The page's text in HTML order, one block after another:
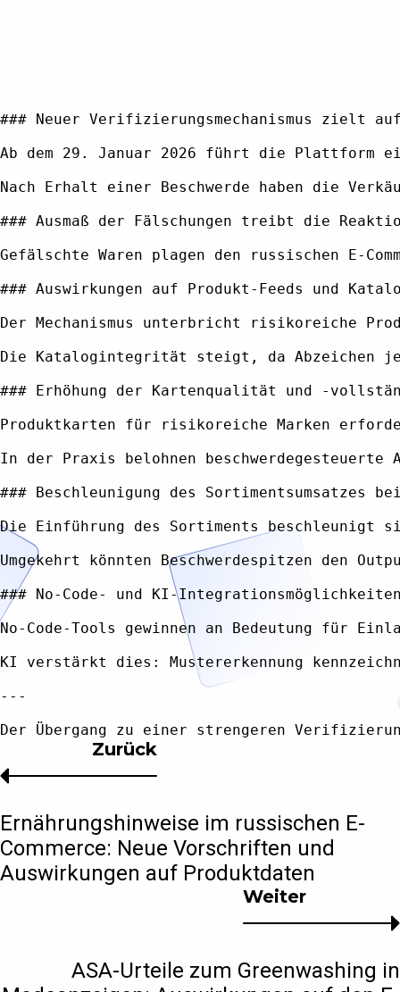
### Neuer Verifizierungsmechanismus zielt
Ab dem 29. Januar 2026 führt die Plattform
Nach Erhalt einer Beschwerde haben die
### Ausmaß der Fälschungen treibt die
Gefälschte Waren plagen den russischen E-
### Auswirkungen auf Produkt-Feeds und
Der Mechanismus unterbricht risikoreiche
Die Katalogintegrität steigt, da Abzeichen
### Erhöhung der Kartenqualität und -
Produktkarten für risikoreiche Marken
In der Praxis belohnen
### Beschleunigung des Sortimentsumsatzes
Die Einführung des Sortiments beschleunigt
Umgekehrt könnten Beschwerdespitzen den
### No-Code- und KI-
No-Code-Tools gewinnen an Bedeutung für
KI verstärkt dies: Mustererkennung
---
Weiter
ASA-Urteile zum Greenwashing in
Zurück
Ernährungshinweise im russischen E-
Commerce: Neue Vorschriften und
Auswirkungen auf Produktdaten